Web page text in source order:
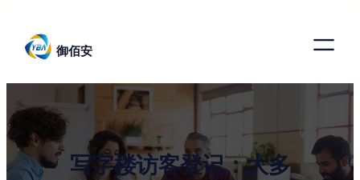
御佰安
写字楼访客登记：大多